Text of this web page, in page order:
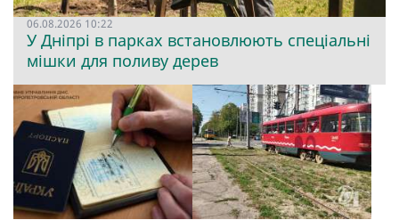
06.08.2026 10:22
У Дніпрі в парках встановлюють спеціальні
мішки для поливу дерев